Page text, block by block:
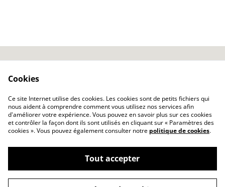
Politique de
confidentialité
Politique de
cookies
©2026ijin-machine
Cookies
Ce site Internet utilise des cookies. Les cookies sont de petits fichiers qui
nous aident à comprendre comment vous utilisez nos services afin
d'améliorer votre expérience. Vous pouvez en savoir plus sur ces cookies
et contrôler la façon dont ils sont utilisés en cliquant sur « Paramètres des
cookies ». Vous pouvez également consulter notre politique de cookies.
Tout accepter